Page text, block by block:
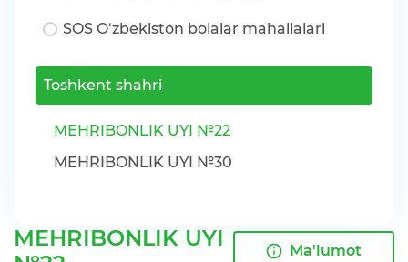
SOS O‘zbekiston bolalar mahallalari
Toshkent shahri
MEHRIBONLIK UYI №22
MEHRIBONLIK UYI №30
MEHRIBONLIK UYI
Ma'lumot